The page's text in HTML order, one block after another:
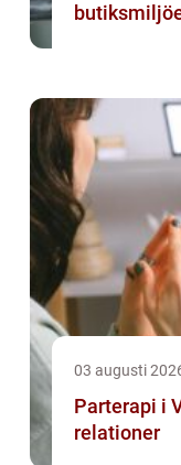
03 augusti
Parterapi i
relationer